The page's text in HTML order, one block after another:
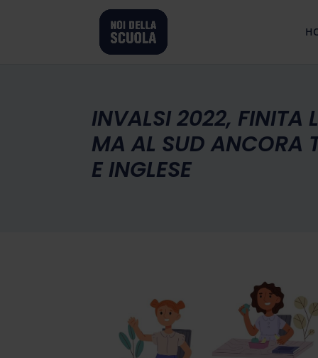
INVALSI 2022, FINITA
MA AL SUD ANCORA
E INGLESE